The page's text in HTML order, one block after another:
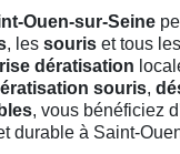
Ouen-sur-Seine
, les souris et tous les
dératisation
souris,
, vous bénéficiez
durable à Saint-